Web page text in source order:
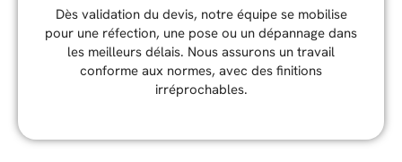
Dès validation du devis, notre équipe se mobilise
pour une réfection, une pose ou un dépannage dans
les meilleurs délais. Nous assurons un travail
conforme aux normes, avec des finitions
irréprochables.